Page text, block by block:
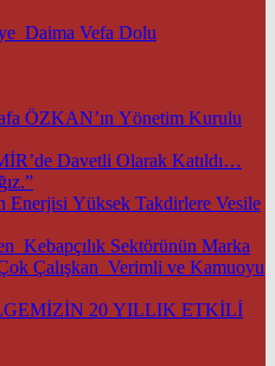
Daima Vefa Dolu
ÖZKAN’ın Yönetim Kurulu
İlgili Önemli Toplantıya Adana’dan Mustafa KANDEMİR’de Davetli Olarak Katıldı…
Enerjisi Yüksek Takdirlere Vesile
Kebapçılık Sektörünün Marka
Çalışkan Verimli ve Kamuoyu
20 YILLIK ETKİLİ